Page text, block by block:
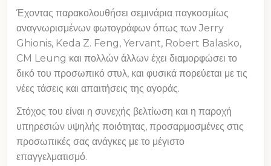
Έχοντας παρακολουθήσει σεμινάρια παγκοσμίως
αναγνωρισμένων φωτογράφων όπως των Jerry
Ghionis, Keda Z. Feng, Yervant, Robert Balasko,
CM Leung και πολλών άλλων έχει διαμορφώσει το
δικό του προσωπικό στυλ, και φυσικά πορεύεται με τις
νέες τάσεις και απαιτήσεις της αγοράς.
Στόχος του είναι η συνεχής βελτίωση και η παροχή
υπηρεσιών υψηλής ποιότητας, προσαρμοσμένες στις
προσωπικές σας ανάγκες με το μέγιστο
επαγγελματισμό.